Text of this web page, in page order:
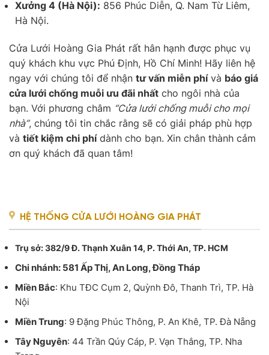
Xưởng 4 (Hà Nội): 856 Phúc Diễn, Q. Nam Từ Liêm,
Hà Nội.
Cửa Lưới Hoàng Gia Phát rất hân hạnh được phục vụ
quý khách khu vực Phú Định, Hồ Chí Minh! Hãy liên hệ
ngay với chúng tôi để nhận tư vấn miễn phívà báo giá
cửa lưới chống muỗi ưu đãi nhất cho ngôi nhà của
bạn. Với phương châm “Cửa lưới chống muỗi cho mọi
nhà”, chúng tôi tin chắc rằng sẽ có giải pháp phù hợp
và tiết kiệm chi phídành cho bạn. Xin chân thành cảm
ơn quý khách đã quan tâm!
HỆ THỐNG CỬA LƯỚI HOÀNG GIA PHÁT
Trụ sở: 382/9 Đ. Thạnh Xuân 14, P. Thới An, TP. HCM
Chi nhánh: 581 Ấp Thị, An Long, Đồng Tháp
Miền Bắc: Khu TĐC Cụm 2, Quỳnh Đô, Thanh Trì, TP. Hà
Nội
Miền Trung: 9 Đặng Phúc Thông, P. An Khê, TP. Đà Nẵng
Tây Nguyên: 44 Trần Qúy Cáp, P. Vạn Thắng, TP. Nha